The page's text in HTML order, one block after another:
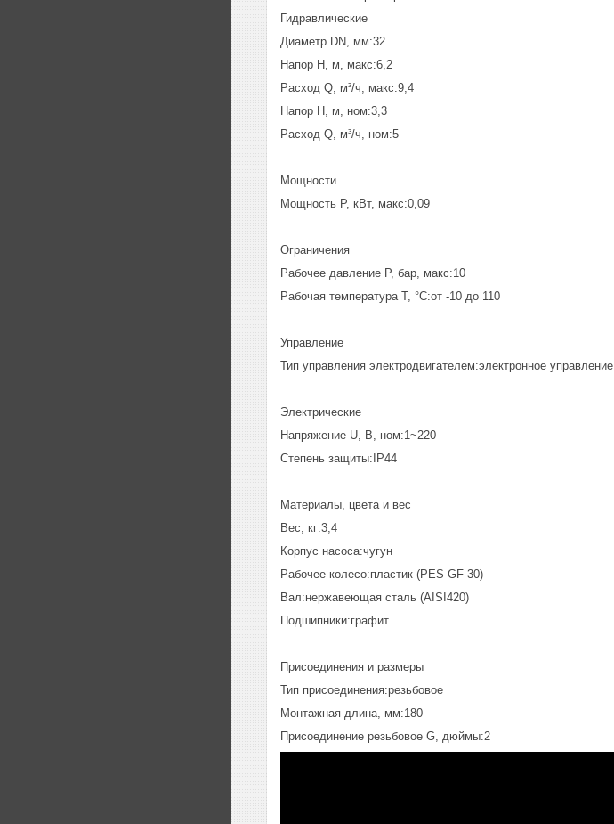
Гидравлические
Диаметр DN, мм:32
Напор H, м, макс:6,2
Расход Q, м³/ч, макс:9,4
Напор H, м, ном:3,3
Расход Q, м³/ч, ном:5
Мощности
Мощность P, кВт, макс:0,09
Ограничения
Рабочее давление P, бар, макс:10
Рабочая температура T, °C:от -10 до 110
Управление
Тип управления электродвигателем:электронное управление
Электрические
Напряжение U, В, ном:1~220
Степень защиты:IP44
Материалы, цвета и вес
Вес, кг:3,4
Корпус насоса:чугун
Рабочее колесо:пластик (PES GF 30)
Вал:нержавеющая сталь (AISI420)
Подшипники:графит
Присоединения и размеры
Тип присоединения:резьбовое
Монтажная длина, мм:180
Присоединение резьбовое G, дюймы:2